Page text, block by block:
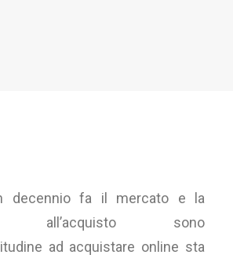
decennio fa il mercato e la
all’acquisto sono
ad acquistare online sta